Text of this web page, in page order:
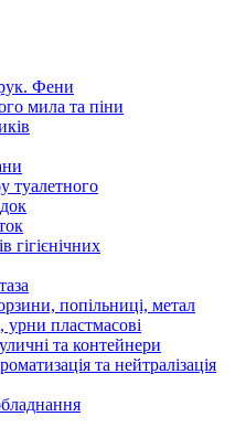
Фени
мила та піни
туалетного
гігієнічних
попільниці, метал
урни пластмасові
та контейнери
та нейтралізація